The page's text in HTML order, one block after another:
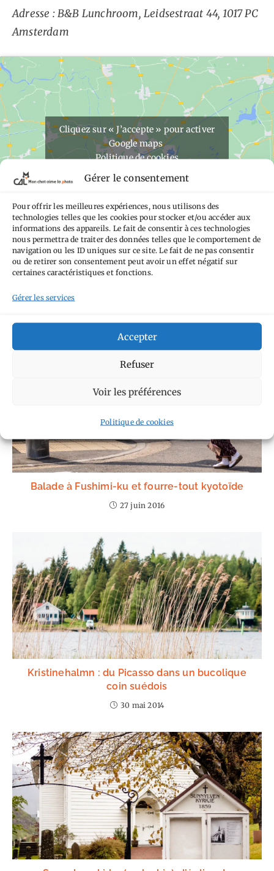
Gérer le consentement
Pour offrir les meilleures expériences, nous utilisons des
technologies telles que les cookies pour stocker et/ou accéder aux
informations des appareils. Le fait de consentir à ces technologies
nous permettra de traiter des données telles que le comportement de
navigation ou les ID uniques sur ce site. Le fait de ne pas consentir
ou de retirer son consentement peut avoir un effet négatif sur
certaines caractéristiques et fonctions.
Gérer les services
Accepter
Refuser
Voir les préférences
Politique de cookies
Adresse : B&B Lunchroom, Leidsestraat 44, 1017 PC
Amsterdam
Cliquez sur « J’accepte » pour activer
Google maps
Politique de cookies
J’accepte
ÉTIQUETTES:PAYS-BAS, SONY A700, TOURISME
VOUS DEVRIEZ ÉGALEMENT AIMER
Balade à Fushimi-ku et fourre-tout kyotoïde
27 juin 2016
Kristinehalmn : du Picasso dans un bucolique
coin suédois
30 mai 2014